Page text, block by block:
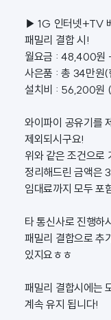
▶ 1G 인터넷+TV
패밀리 결합 시!
월요금 : 48,400원
사은품 : 총 34만원
설치비 : 56,200원
와이파이 공유기를
제외되시구요!
위와 같은 조건으로
정리해드린 금액은
임대료까지 모두 포
타 통신사로 진행하
패밀리 결합으로 추
있지요ㅎㅎ
패밀리 결합시에는
계속 유지 됩니다!